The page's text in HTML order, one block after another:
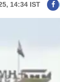
14:34 IST